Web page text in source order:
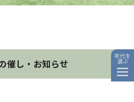
催し・お知らせ
年代を
選ぶ